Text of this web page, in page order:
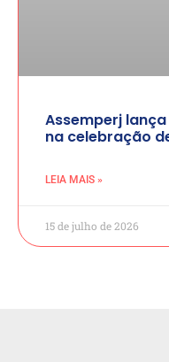
Assemperj
na celebração
LEIA MAIS »
15 de julho de 2026